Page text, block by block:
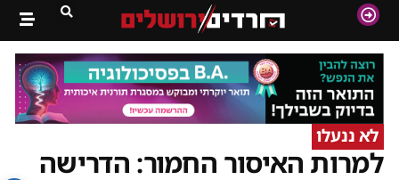
לא ננעלו
למרות האיסור החמור: הדרישה